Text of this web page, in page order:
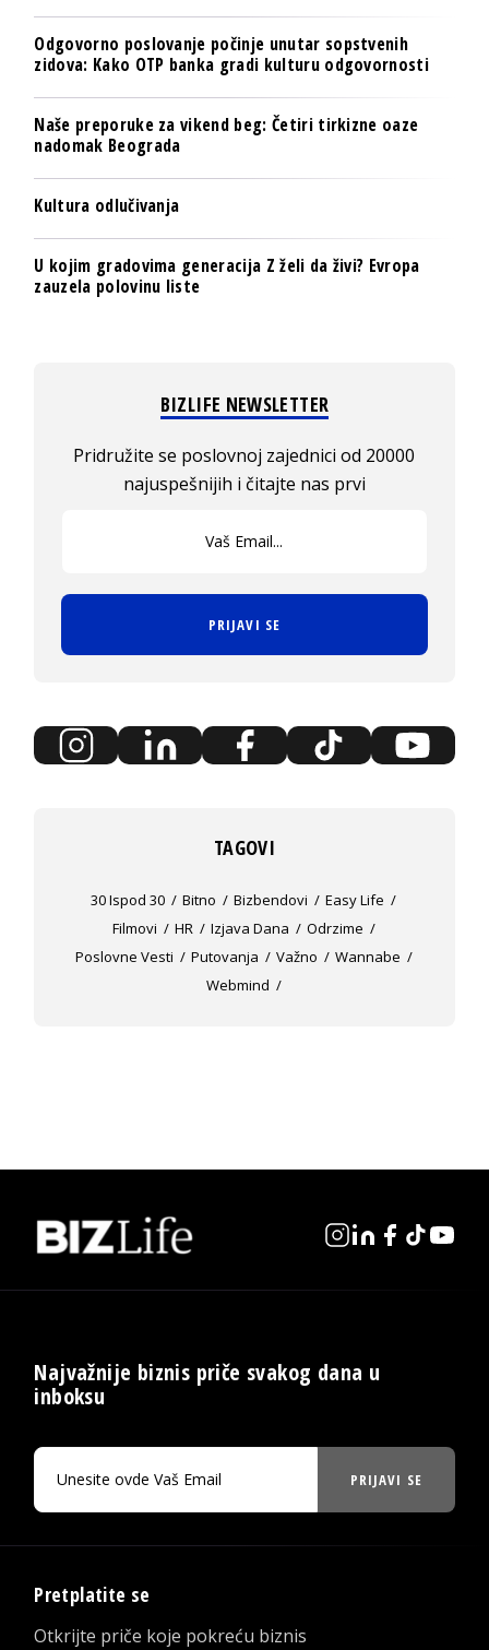
Odgovorno poslovanje počinje unutar sopstvenih
zidova: Kako OTP banka gradi kulturu odgovornosti
Naše preporuke za vikend beg: Četiri tirkizne oaze
nadomak Beograda
Kultura odlučivanja
U kojim gradovima generacija Z želi da živi? Evropa
zauzela polovinu liste
BIZLIFE NEWSLETTER
Pridružite se poslovnoj zajednici od 20000
najuspešnijih i čitajte nas prvi
PRIJAVI SE
TAGOVI
30 Ispod 30 Bitno Bizbendovi
Easy Life
Filmovi
HR Izjava Dana
Odrzime
Poslovne Vesti
Putovanja Važno
Wannabe
Webmind
Najvažnije biznis priče svakog dana u
inboksu
PRIJAVI SE
Pretplatite se
Otkrijte priče koje pokreću biznis